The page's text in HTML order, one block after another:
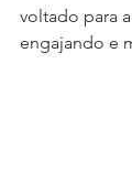
voltado para
engajando e